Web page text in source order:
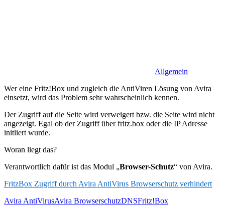
Allgemein
Wer eine Fritz!Box und zugleich die AntiViren Lösung von Avira
einsetzt, wird das Problem sehr wahrscheinlich kennen.
Der Zugriff auf die Seite wird verweigert bzw. die Seite wird nicht
angezeigt. Egal ob der Zugriff über fritz.box oder die IP Adresse
initiiert wurde.
Woran liegt das?
Verantwortlich dafür ist das Modul „Browser-Schutz“ von Avira.
FritzBox Zugriff durch Avira AntiVirus Browserschutz verhindert
Avira AntiVirusAvira BrowserschutzDNSFritz!Box